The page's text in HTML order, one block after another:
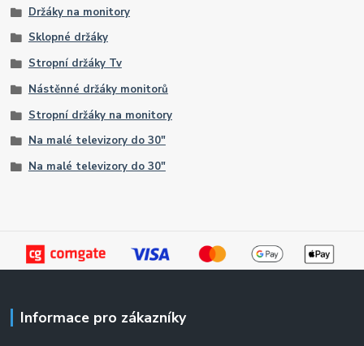
Držáky na monitory
Sklopné držáky
Stropní držáky Tv
Nástěnné držáky monitorů
Stropní držáky na monitory
Na malé televizory do 30"
Na malé televizory do 30"
Informace pro zákazníky